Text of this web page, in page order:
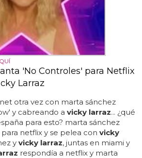
'No Controles' para Netflix
Larraz
otra vez con marta sánchez
y cabreando a vicky larraz... ¿qué
para esto? marta sánchez
netflix y se pelea con vicky
y vicky larraz, juntas en miami y
respondía a netflix y marta